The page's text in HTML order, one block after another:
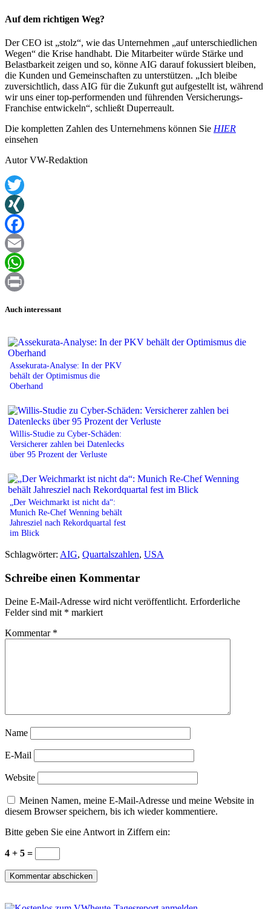
Auf dem richtigen Weg?
Der CEO ist „stolz“, wie das Unternehmen „auf unterschiedlichen
Wegen“ die Krise handhabt. Die Mitarbeiter würde Stärke und
Belastbarkeit zeigen und so, könne AIG darauf fokussiert bleiben,
die Kunden und Gemeinschaften zu unterstützen. „Ich bleibe
zuversichtlich, dass AIG für die Zukunft gut aufgestellt ist, während
wir uns einer top-performenden und führenden Versicherungs-
Franchise entwickeln“, schließt Duperreault.
Die kompletten Zahlen des Unternehmens können Sie HIER
einsehen
Autor VW-Redaktion
Twitter
XING
Facebook
Email
WhatsApp
Auch interessant
Assekurata-Analyse: In der PKV
behält der Optimismus die
Oberhand
Willis-Studie zu Cyber-Schäden:
Versicherer zahlen bei Datenlecks
über 95 Prozent der Verluste
„Der Weichmarkt ist nicht da“:
Munich Re-Chef Wenning behält
Jahresziel nach Rekordquartal fest
im Blick
Schlagwörter: AIG, Quartalszahlen, USA
Schreibe einen Kommentar
Deine E-Mail-Adresse wird nicht veröffentlicht. Erforderliche
Felder sind mit * markiert
Kommentar *
Name
E-Mail
Website
Meinen Namen, meine E-Mail-Adresse und meine Website in
diesem Browser speichern, bis ich wieder kommentiere.
Bitte geben Sie eine Antwort in Ziffern ein:
4 + 5 =